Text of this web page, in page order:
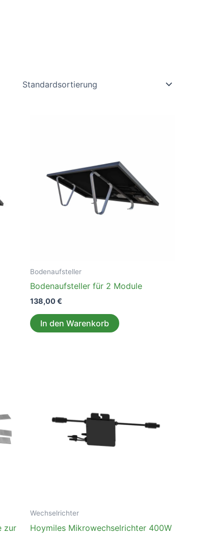
Bodenaufsteller
Bodenaufsteller für 2 Module
138,00€
In den Warenkorb
zur
Wechselrichter
Hoymiles Mikrowechselrichter 400W